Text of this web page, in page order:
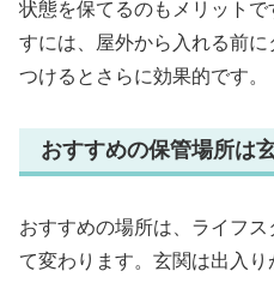
状態を保てるのもメリット
すには、屋外から入れる前
つけるとさらに効果的です。
おすすめの保管場所は
おすすめの場所は、ライフ
て変わります。玄関は出入